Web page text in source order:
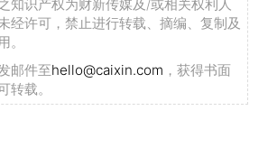
知识产权为财新传媒及/或相关权利人
经许可，禁止进行转载、摘编、复制及
。
邮件至hello@caixin.com ，获得书面
转载。